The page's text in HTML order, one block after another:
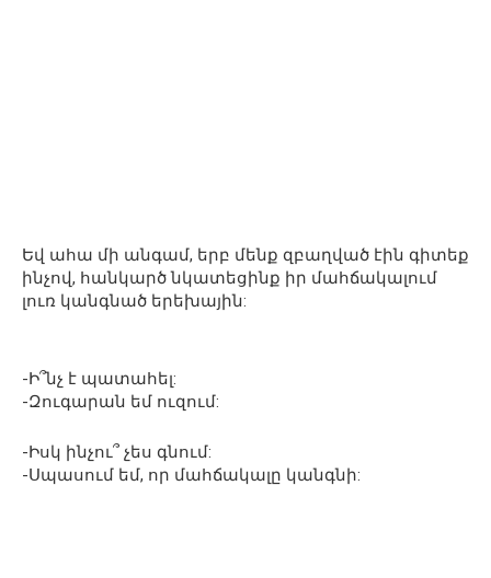
Եվ ահա մի անգամ, երբ մենք զբաղված էին գիտեք
ինչով, հանկարծ նկատեցինք իր մահճակալում
լուռ կանգնած երեխային:
-Ի՞նչ է պատահել:
-Զուգարան եմ ուզում:
-Իսկ ինչու՞ չես գնում:
-Սպասում եմ, որ մահճակալը կանգնի: